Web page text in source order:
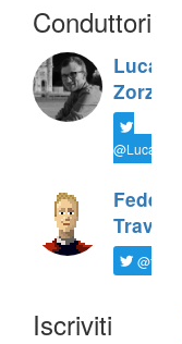
Conduttori
Luca
Zorzi
@LucaTNT
Travaini
@ftrava
Iscriviti